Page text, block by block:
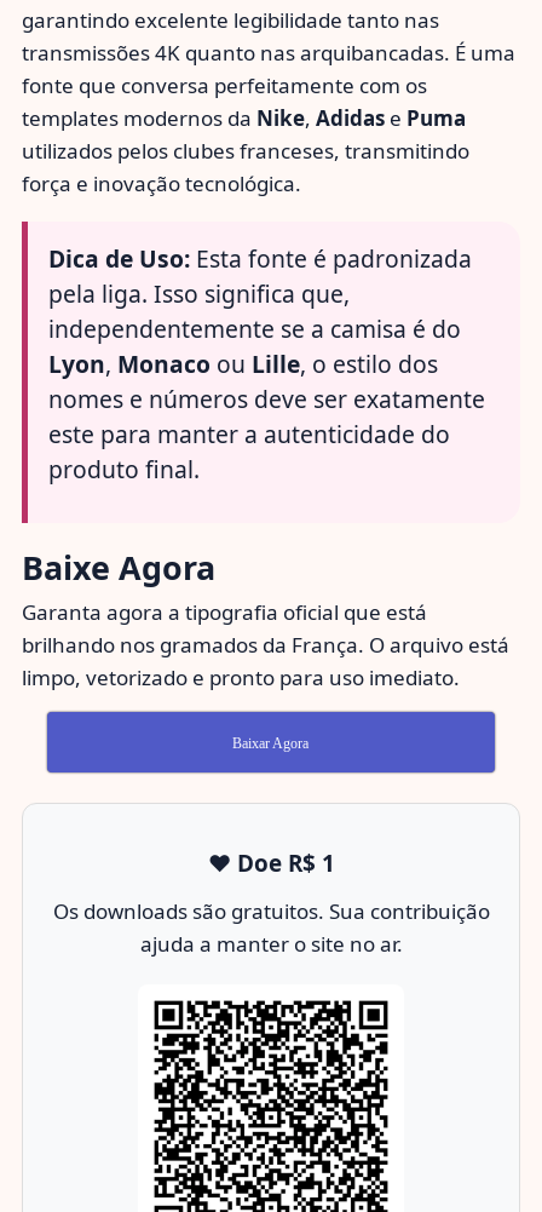
garantindo excelente legibilidade tanto nas
transmissões 4K quanto nas arquibancadas. É uma
fonte que conversa perfeitamente com os
templates modernos da Nike, Adidas e Puma
utilizados pelos clubes franceses, transmitindo
força e inovação tecnológica.
Dica de Uso:Esta fonte é padronizada
pela liga. Isso significa que,
independentemente se a camisa é do
Lyon, Monaco ou Lille, o estilo dos
nomes e números deve ser exatamente
este para manter a autenticidade do
produto final.
Baixe Agora
Garanta agora a tipografia oficial que está
brilhando nos gramados da França. O arquivo está
limpo, vetorizado e pronto para uso imediato.
Baixar Agora
❤️ Doe R$ 1
Os downloads são gratuitos. Sua contribuição
ajuda a manter o site no ar.